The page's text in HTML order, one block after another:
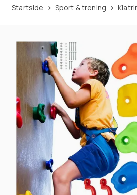
Startside Sport & trening